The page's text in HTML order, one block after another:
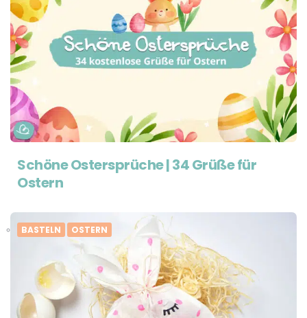
Schöne Ostersprüche | 34 Grüße für
Ostern
BASTELN OSTERN